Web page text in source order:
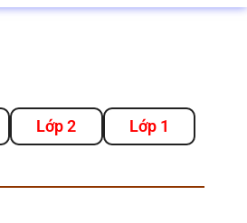
Lớp 2 Lớp 1